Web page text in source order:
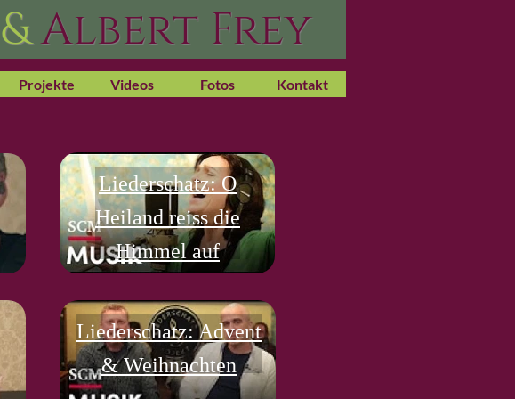
&Albert Frey
Projekte Videos Fotos Kontakt
Liederschatz: O
Heiland reiss die
Himmel auf
Liederschatz: Advent
& Weihnachten